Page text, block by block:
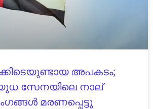
അപകടം;
സേനയിലെ നാല്
മരണപ്പെട്ടു